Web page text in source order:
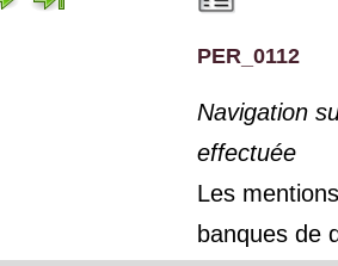
PER_0112
Navigation
effectuée
Les
banques de